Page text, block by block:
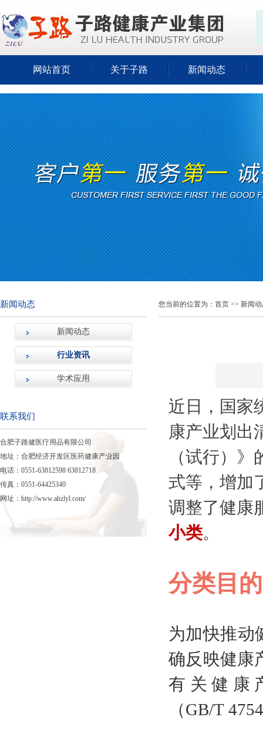
网站首页 关于子路 新闻动态
新闻动态
新闻动态
行业资讯
学术应用
联系我们
合肥子路健医疗用品有限公司
地址：合肥经济开发区医药健康产业园
电话：0551-63812598 63812718
传真：0551-64425340
网址： http://www.ahzlyl.com/
您当前的位置为： 首页 >> 新闻
近日，国家
康产业划出
（试行）
式等，增加
调整了健康
小类。
分类目 的
为加快推动
确反映健康
有关健康
（GB/T